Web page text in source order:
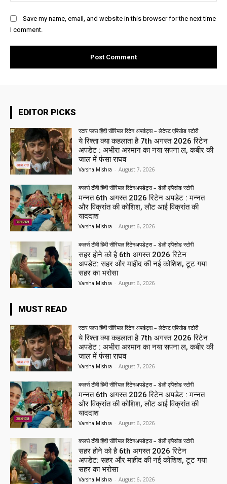
Save my name, email, and website in this browser for the next time
I comment.
EDITOR PICKS
स्टार प्लस हिंदी सीरियल रिटेन अपडेट्स – लेटेस्ट एपिसोड स्टोरी
ये रिश्ता क्या कहलाता है 7th अगस्त 2026 रिटेन
अपडेट : अभीरा अरमान का नया सपना ल, कबीर की
जाल में फंसा राघव
Varsha Mishra - August 7, 2026
कलर्स टीवी हिंदी सीरियल रिटेनअपडेट्स – डेली एपिसोड स्टोरी
मन्नत 6th अगस्त 2026 रिटेन अपडेट : मन्नत
और विक्रांत की कोशिश, लौट आई विक्रांत की
याददाश
Varsha Mishra - August 6, 2026
कलर्स टीवी हिंदी सीरियल रिटेनअपडेट्स – डेली एपिसोड स्टोरी
सहर होने को है 6th अगस्त 2026 रिटेन
अपडेट: सहर और माहीद की नई कोशिश, टूट गया
सहर का भरोसा
Varsha Mishra - August 6, 2026
MUST READ
स्टार प्लस हिंदी सीरियल रिटेन अपडेट्स – लेटेस्ट एपिसोड स्टोरी
ये रिश्ता क्या कहलाता है 7th अगस्त 2026 रिटेन
अपडेट : अभीरा अरमान का नया सपना ल, कबीर की
जाल में फंसा राघव
Varsha Mishra - August 7, 2026
कलर्स टीवी हिंदी सीरियल रिटेनअपडेट्स – डेली एपिसोड स्टोरी
मन्नत 6th अगस्त 2026 रिटेन अपडेट : मन्नत
और विक्रांत की कोशिश, लौट आई विक्रांत की
याददाश
Varsha Mishra - August 6, 2026
कलर्स टीवी हिंदी सीरियल रिटेनअपडेट्स – डेली एपिसोड स्टोरी
सहर होने को है 6th अगस्त 2026 रिटेन
अपडेट: सहर और माहीद की नई कोशिश, टूट गया
सहर का भरोसा
Varsha Mishra - August 6, 2026